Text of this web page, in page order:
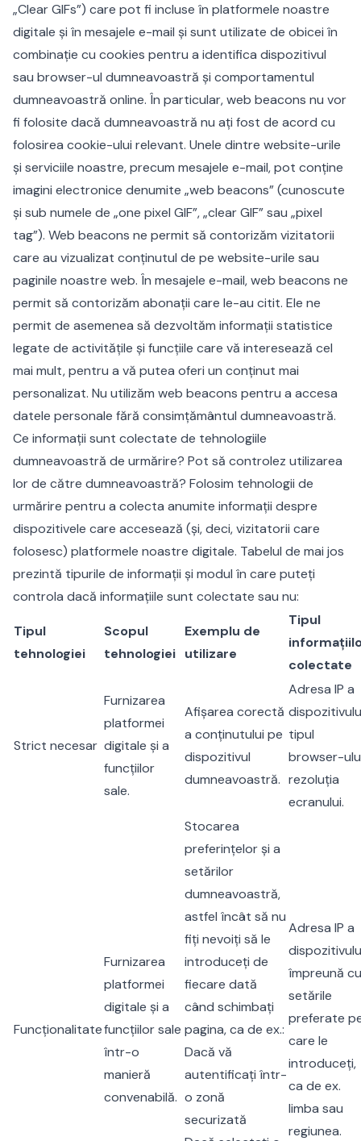
„Clear GIFs”) care pot fi incluse în platformele noastre
digitale și în mesajele e-mail și sunt utilizate de obicei în
combinație cu cookies pentru a identifica dispozitivul
sau browser-ul dumneavoastră și comportamentul
dumneavoastră online. În particular, web beacons nu vor
fi folosite dacă dumneavoastră nu ați fost de acord cu
folosirea cookie-ului relevant. Unele dintre website-urile
și serviciile noastre, precum mesajele e-mail, pot conține
imagini electronice denumite „web beacons” (cunoscute
și sub numele de „one pixel GIF”, „clear GIF” sau „pixel
tag”). Web beacons ne permit să contorizăm vizitatorii
care au vizualizat conținutul de pe website-urile sau
paginile noastre web. În mesajele e-mail, web beacons ne
permit să contorizăm abonații care le-au citit. Ele ne
permit de asemenea să dezvoltăm informații statistice
legate de activitățile și funcțiile care vă interesează cel
mai mult, pentru a vă putea oferi un conținut mai
personalizat. Nu utilizăm web beacons pentru a accesa
datele personale fără consimțământul dumneavoastră.
Ce informații sunt colectate de tehnologiile
dumneavoastră de urmărire? Pot să controlez utilizarea
lor de către dumneavoastră? Folosim tehnologii de
urmărire pentru a colecta anumite informații despre
dispozitivele care accesează (și, deci, vizitatorii care
folosesc) platformele noastre digitale. Tabelul de mai jos
prezintă tipurile de informații și modul în care puteți
controla dacă informațiile sunt colectate sau nu:
Tipul
tehnologiei
Scopul
tehnologiei
Exemplu de
utilizare
Tipul
colectate
Strict necesar
Furnizarea
platformei
digitale și a
funcțiilor
sale.
Afișarea corectă
a conținutului pe
dispozitivul
dumneavoastră.
Adresa IP a
tipul
browser-
rezoluția
ecranului.
Funcționalitate
Furnizarea
platformei
digitale și a
funcțiilor sale
într-o
manieră
convenabilă.
Stocarea
preferințelor și a
setărilor
dumneavoastră,
astfel încât să nu
fiți nevoiți să le
introduceți de
fiecare dată
când schimbați
pagina, ca de ex.:
Dacă vă
autentificați într-
o zonă
securizată
Adresa IP a
împreună cu
setările
preferate
care le
introduceți,
ca de ex.
limba sau
regiunea.